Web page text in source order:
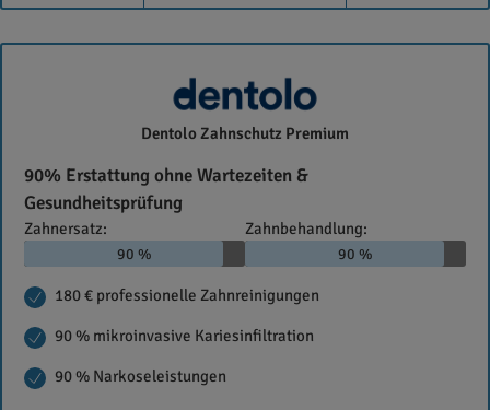
dentolo
Dentolo Zahnschutz Premium
90% Erstattung ohne Wartezeiten &
Gesundheitsprüfung
Zahnersatz:
90 %
Zahnbehandlung:
90 %
180 € professionelle Zahnreinigungen
90 % mikroinvasive Kariesinfiltration
90 % Narkoseleistungen